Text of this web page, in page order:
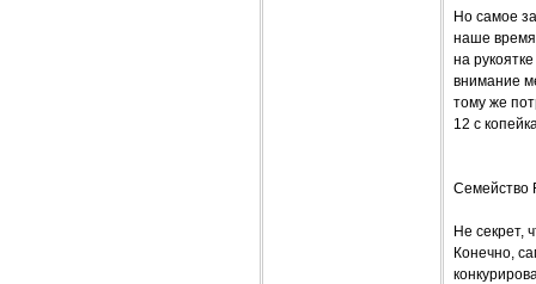
Но самое
наше
на
внимание
тому же
12 с
Семейство
Не секрет,
Конечно,